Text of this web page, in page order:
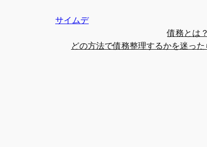
サイムデ
債務とは
どの方法で債務整理するかを迷った